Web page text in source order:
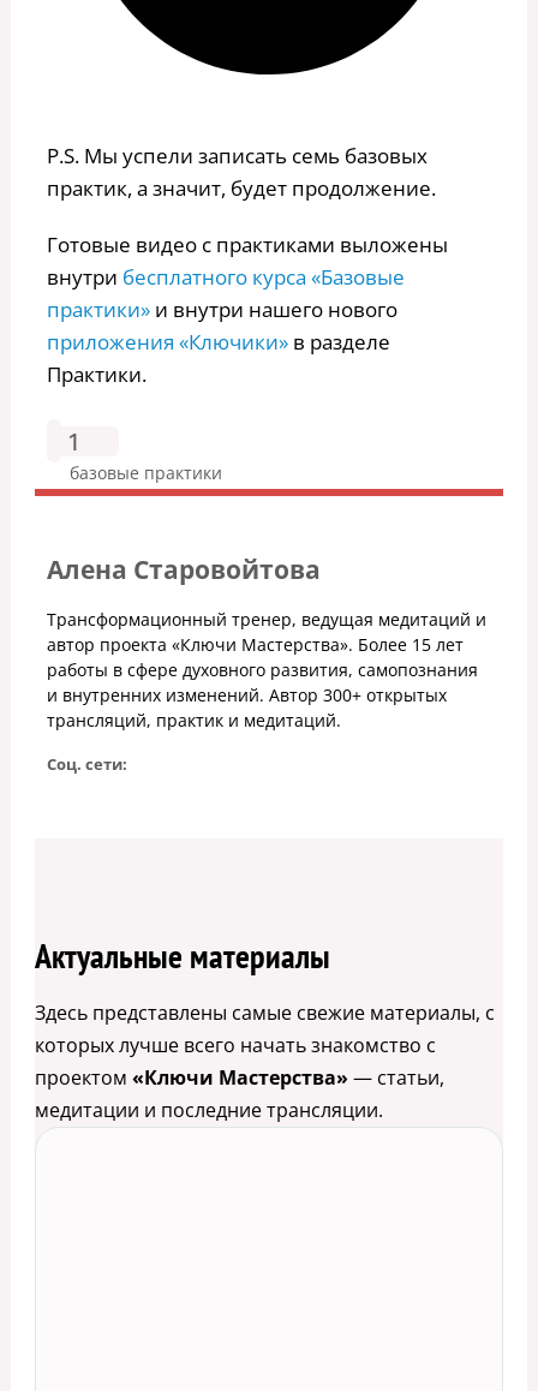
P.S. Мы успели записать семь базовых
практик, а значит, будет продолжение.
Готовые видео с практиками выложены
внутри бесплатного курса «Базовые
практики»и внутри нашего нового
приложения «Ключики»в разделе
Практики.
базовые практики
1
Алена Старовойтова
Трансформационный тренер, ведущая медитаций и
автор проекта «Ключи Мастерства». Более 15 лет
работы в сфере духовного развития, самопознания
и внутренних изменений. Автор 300+ открытых
трансляций, практик и медитаций.
Соц. сети:
Актуальные материалы
Здесь представлены самые свежие материалы, с
которых лучше всего начать знакомство с
проектом «Ключи Мастерства» — статьи,
медитации и последние трансляции.